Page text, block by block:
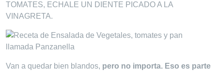
TOMATES, ECHALE UN DIENTE PICADO A LA
VINAGRETA.
Van a quedar bien blandos, pero no importa. Eso es parte